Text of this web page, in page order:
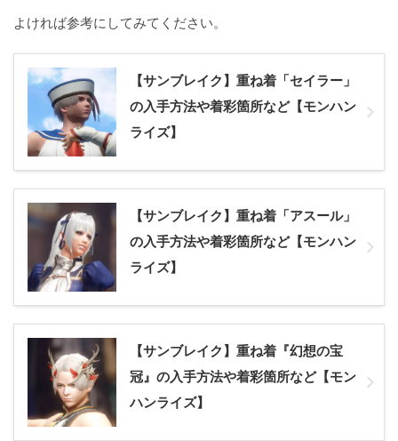
よければ参考にしてみてください。
【サンブレイク】重ね着「セイラー」
の入手方法や着彩箇所など【モンハン
ライズ】
【サンブレイク】重ね着「アスール」
の入手方法や着彩箇所など【モンハン
ライズ】
【サンブレイク】重ね着『幻想の宝
冠』の入手方法や着彩箇所など【モン
ハンライズ】